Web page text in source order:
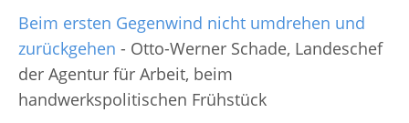
Beim ersten Gegenwind nicht umdrehen und
zurückgehen - Otto-Werner Schade, Landeschef
der Agentur für Arbeit, beim
handwerkspolitischen Frühstück